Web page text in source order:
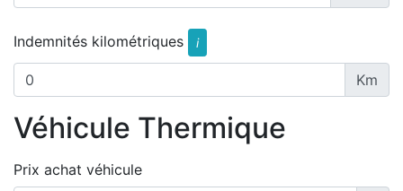
Indemnités kilométriques i
Km
Véhicule Thermique
Prix achat véhicule